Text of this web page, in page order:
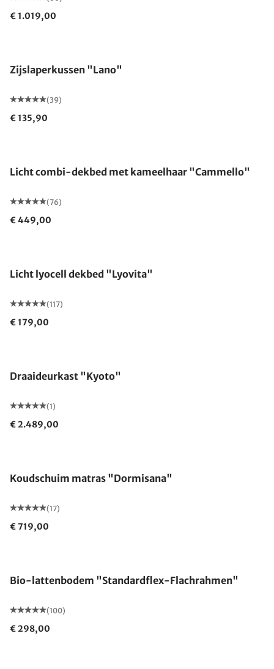
€ 1.019,00
Zijslaperkussen "Lano"
(39)
€ 135,90
Licht combi-dekbed met kameelhaar "Cammello"
(76)
€ 449,00
Licht lyocell dekbed "Lyovita"
(117)
€ 179,00
Draaideurkast "Kyoto"
(1)
€ 2.489,00
Koudschuim matras "Dormisana"
(17)
€ 719,00
Bio-lattenbodem "Standardflex-Flachrahmen"
(100)
€ 298,00